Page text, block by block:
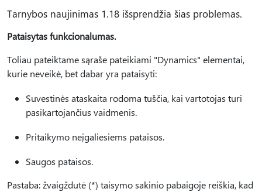
Tarnybos naujinimas 1.18 išsprendžia šias problemas.
Pataisytas funkcionalumas.
Toliau pateiktame sąraše pateikiami "Dynamics" elementai,
kurie neveikė, bet dabar yra pataisyti:
Suvestinės ataskaita rodoma tuščia, kai vartotojas turi
pasikartojančius vaidmenis.
Pritaikymo neįgaliesiems pataisos.
Saugos pataisos.
Pastaba: žvaigždutė (*) taisymo sakinio pabaigoje reiškia, kad